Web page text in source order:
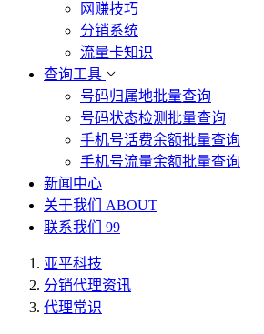
网赚技巧
分销系统
流量卡知识
查询工具
号码归属地批量查询
号码状态检测批量查询
手机号话费余额批量查询
手机号流量余额批量查询
新闻中心
关于我们 ABOUT
联系我们 99
亚平科技
分销代理资讯
代理常识